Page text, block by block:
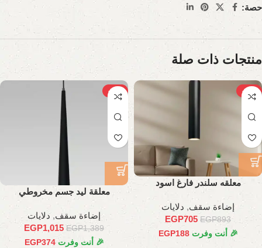
حصة:
منتجات ذات صلة
-21%
معلقه سلندر فارغ اسود
إضاءة سقف, دلايات
EGP893
EGP705
🎉 أنت وفرت EGP188
-27%
معلقة ليد جسم مخروطي
إضاءة سقف, دلايات
EGP1,389
EGP1,015
🎉 أنت وفرت EGP374